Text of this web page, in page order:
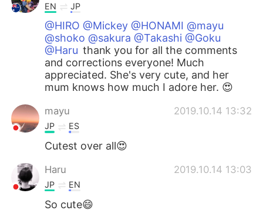
EN JP
@HIRO @Mickey @HONAMI @mayu
@shoko @sakura @Takashi @Goku
@Haru thank you for all the comments
and corrections everyone! Much
appreciated. She's very cute, and her
mum knows how much I adore her. 😍
mayu 2019.10.14 13:32
JP ES
Cutest over all😍
Haru 2019.10.14 13:03
JP EN
So cute😄